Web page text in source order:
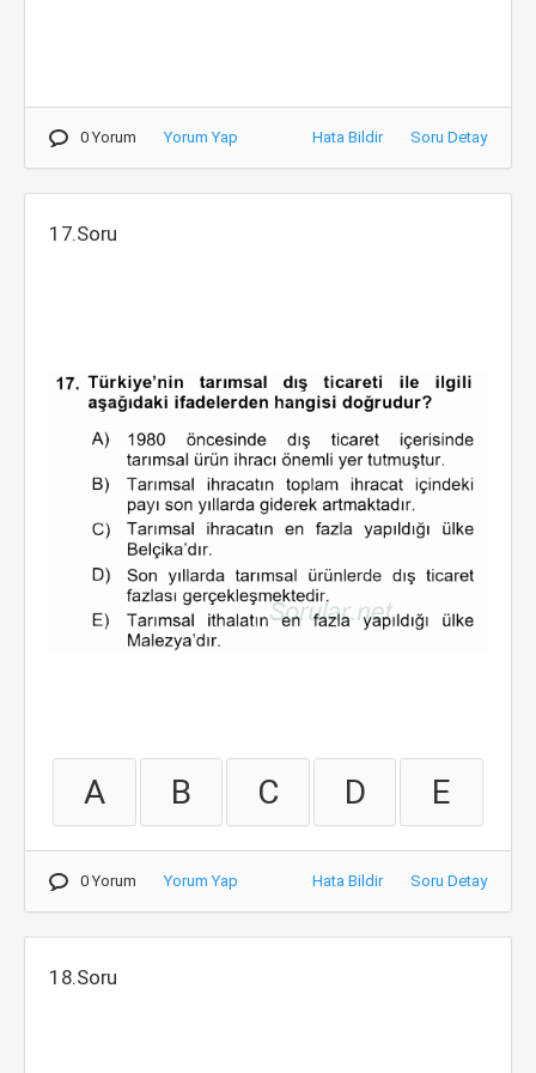
0 Yorum Yorum Yap Hata Bildir Soru Detay
17.Soru
A B C D E
0 Yorum Yorum Yap Hata Bildir Soru Detay
18.Soru